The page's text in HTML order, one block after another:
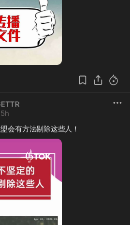
会有方法剔除这些人！